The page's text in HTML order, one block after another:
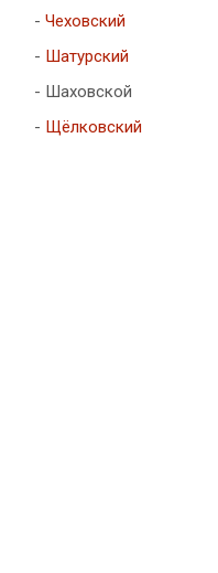
- Чеховский
- Шатурский
- Шаховской
- Щёлковский